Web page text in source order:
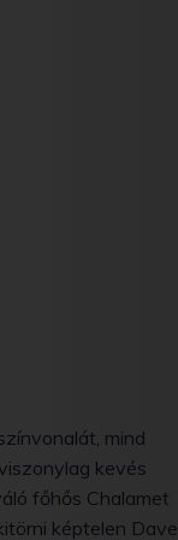
mind
kevés
főhős Chalamet
képtelen Dave